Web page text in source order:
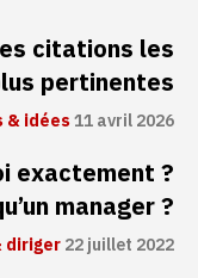
citations les
pertinentes
& idées11 avril 2026
exactement ?
manager ?
diriger22 juillet 2022